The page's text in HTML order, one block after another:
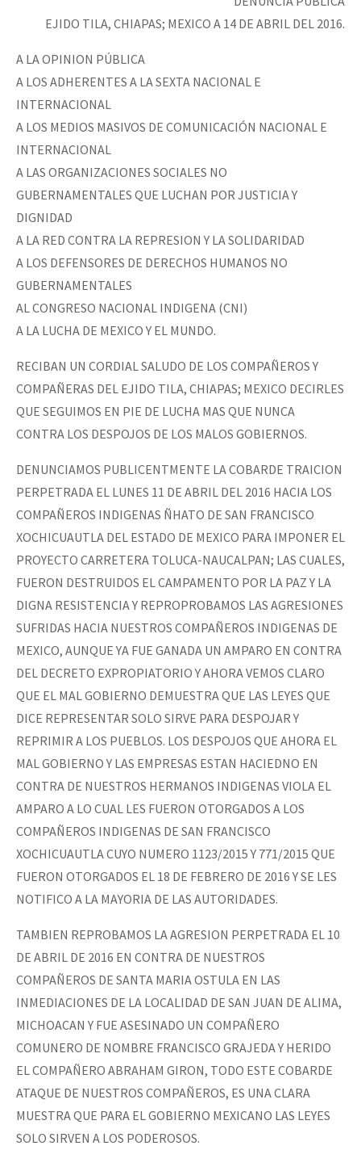
EJIDO TILA, CHIAPAS; MEXICO A 14 DE ABRIL DEL 2016.
A LA OPINION PÚBLICA
A LOS ADHERENTES A LA SEXTA NACIONAL E
INTERNACIONAL
A LOS MEDIOS MASIVOS DE COMUNICACIÓN NACIONAL E
INTERNACIONAL
A LAS ORGANIZACIONES SOCIALES NO
GUBERNAMENTALES QUE LUCHAN POR JUSTICIA Y
DIGNIDAD
A LA RED CONTRA LA REPRESION Y LA SOLIDARIDAD
A LOS DEFENSORES DE DERECHOS HUMANOS NO
GUBERNAMENTALES
AL CONGRESO NACIONAL INDIGENA (CNI)
A LA LUCHA DE MEXICO Y EL MUNDO.
RECIBAN UN CORDIAL SALUDO DE LOS COMPAÑEROS Y
COMPAÑERAS DEL EJIDO TILA, CHIAPAS; MEXICO DECIRLES
QUE SEGUIMOS EN PIE DE LUCHA MAS QUE NUNCA
CONTRA LOS DESPOJOS DE LOS MALOS GOBIERNOS.
DENUNCIAMOS PUBLICENTMENTE LA COBARDE TRAICION
PERPETRADA EL LUNES 11 DE ABRIL DEL 2016 HACIA LOS
COMPAÑEROS INDIGENAS ÑHATO DE SAN FRANCISCO
XOCHICUAUTLA DEL ESTADO DE MEXICO PARA IMPONER EL
PROYECTO CARRETERA TOLUCA-NAUCALPAN; LAS CUALES,
FUERON DESTRUIDOS EL CAMPAMENTO POR LA PAZ Y LA
DIGNA RESISTENCIA Y REPROPROBAMOS LAS AGRESIONES
SUFRIDAS HACIA NUESTROS COMPAÑEROS INDIGENAS DE
MEXICO, AUNQUE YA FUE GANADA UN AMPARO EN CONTRA
DEL DECRETO EXPROPIATORIO Y AHORA VEMOS CLARO
QUE EL MAL GOBIERNO DEMUESTRA QUE LAS LEYES QUE
DICE REPRESENTAR SOLO SIRVE PARA DESPOJAR Y
REPRIMIR A LOS PUEBLOS. LOS DESPOJOS QUE AHORA EL
MAL GOBIERNO Y LAS EMPRESAS ESTAN HACIEDNO EN
CONTRA DE NUESTROS HERMANOS INDIGENAS VIOLA EL
AMPARO A LO CUAL LES FUERON OTORGADOS A LOS
COMPAÑEROS INDIGENAS DE SAN FRANCISCO
XOCHICUAUTLA CUYO NUMERO 1123/2015 Y 771/2015 QUE
FUERON OTORGADOS EL 18 DE FEBRERO DE 2016 Y SE LES
NOTIFICO A LA MAYORIA DE LAS AUTORIDADES.
TAMBIEN REPROBAMOS LA AGRESION PERPETRADA EL 10
DE ABRIL DE 2016 EN CONTRA DE NUESTROS
COMPAÑEROS DE SANTA MARIA OSTULA EN LAS
INMEDIACIONES DE LA LOCALIDAD DE SAN JUAN DE ALIMA,
MICHOACAN Y FUE ASESINADO UN COMPAÑERO
COMUNERO DE NOMBRE FRANCISCO GRAJEDA Y HERIDO
EL COMPAÑERO ABRAHAM GIRON, TODO ESTE COBARDE
ATAQUE DE NUESTROS COMPAÑEROS, ES UNA CLARA
MUESTRA QUE PARA EL GOBIERNO MEXICANO LAS LEYES
SOLO SIRVEN A LOS PODEROSOS.